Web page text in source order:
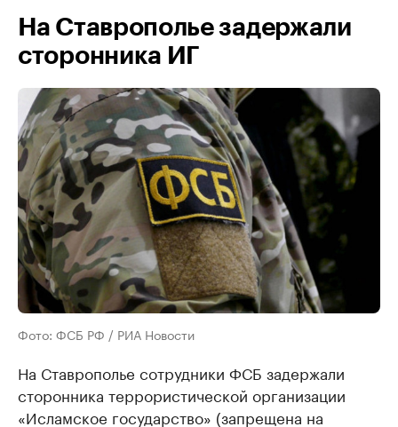
На Ставрополье задержали
сторонника ИГ
Фото: ФСБ РФ / РИА Новости
На Ставрополье сотрудники ФСБ задержали
сторонника террористической организации
«Исламское государство» (запрещена на